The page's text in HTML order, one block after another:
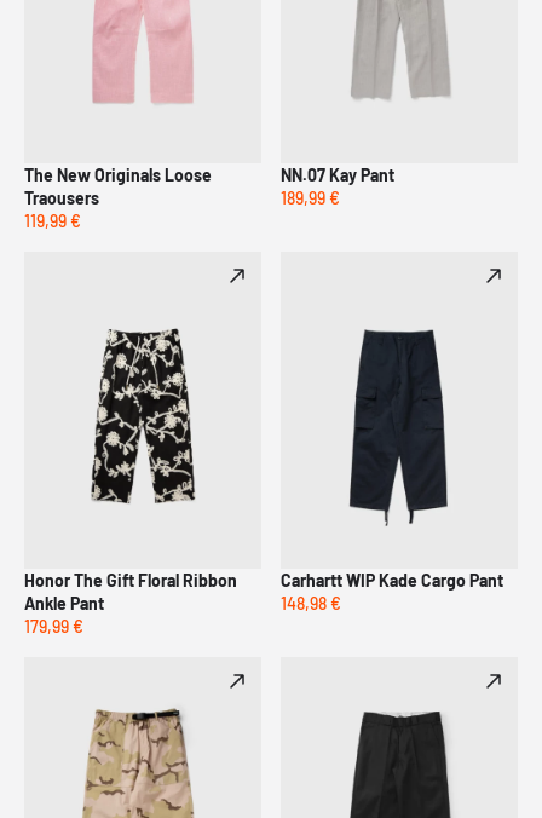
The New Originals Loose
Traousers
119,99 €
NN.07 Kay Pant
189,99 €
Honor The Gift Floral Ribbon
Ankle Pant
179,99 €
Carhartt WIP Kade Cargo Pant
148,98 €